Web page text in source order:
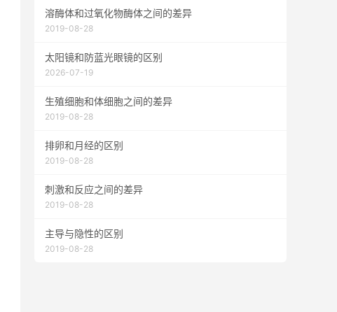
溶酶体和过氧化物酶体之间的差异
2019-08-28
太阳镜和防蓝光眼镜的区别
2026-07-19
生殖细胞和体细胞之间的差异
2019-08-28
排卵和月经的区别
2019-08-28
刺激和反应之间的差异
2019-08-28
主导与隐性的区别
2019-08-28